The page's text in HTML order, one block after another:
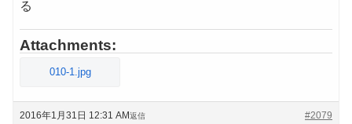
る
Attachments:
010-1.jpg
2016年1月31日 12:31 AM #2079
返信